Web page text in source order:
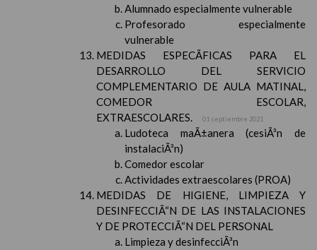
Alumnado especialmente vulnerable
Profesorado especialmente
vulnerable
MEDIDAS ESPECÃFICAS PARA EL
DESARROLLO DEL SERVICIO
COMPLEMENTARIO DE AULA MATINAL,
COMEDOR ESCOLAR,
EXTRAESCOLARES.
01 septiembre 2021
Ludoteca maÃ±anera (cesiÃ³n de
instalaciÃ³n)
Comedor escolar
Actividades extraescolares (PROA)
MEDIDAS DE HIGIENE, LIMPIEZA Y
DESINFECCIÃ“N DE LAS INSTALACIONES
Y DE PROTECCIÃ“N DEL PERSONAL
Limpieza y desinfecciÃ³n